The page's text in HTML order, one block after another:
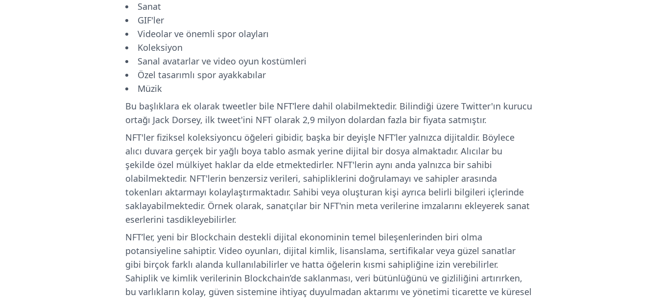
Sanat
GIF'ler
Videolar ve önemli spor olayları
Koleksiyon
Sanal avatarlar ve video oyun kostümleri
Özel tasarımlı spor ayakkabılar
Müzik
Bu başlıklara ek olarak tweetler bile NFT’lere dahil olabilmektedir. Bilindiği üzere Twitter'ın kurucu
ortağı Jack Dorsey, ilk tweet'ini NFT olarak 2,9 milyon dolardan fazla bir fiyata satmıştır.
NFT'ler fiziksel koleksiyoncu öğeleri gibidir, başka bir deyişle NFT’ler yalnızca dijitaldir. Böylece
alıcı duvara gerçek bir yağlı boya tablo asmak yerine dijital bir dosya almaktadır. Alıcılar bu
şekilde özel mülkiyet haklar da elde etmektedirler. NFT'lerin aynı anda yalnızca bir sahibi
olabilmektedir. NFT'lerin benzersiz verileri, sahipliklerini doğrulamayı ve sahipler arasında
tokenları aktarmayı kolaylaştırmaktadır. Sahibi veya oluşturan kişi ayrıca belirli bilgileri içlerinde
saklayabilmektedir. Örnek olarak, sanatçılar bir NFT'nin meta verilerine imzalarını ekleyerek sanat
eserlerini tasdikleyebilirler.
NFT’ler, yeni bir Blockchain destekli dijital ekonominin temel bileşenlerinden biri olma
potansiyeline sahiptir. Video oyunları, dijital kimlik, lisanslama, sertifikalar veya güzel sanatlar
gibi birçok farklı alanda kullanılabilirler ve hatta öğelerin kısmi sahipliğine izin verebilirler.
Sahiplik ve kimlik verilerinin Blockchain’de saklanması, veri bütünlüğünü ve gizliliğini artırırken,
bu varlıkların kolay, güven sistemine ihtiyaç duyulmadan aktarımı ve yönetimi ticarette ve küresel